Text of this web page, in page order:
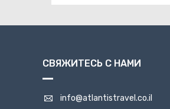
СВЯЖИТЕСЬ С НАМИ
info@atlantistravel.co.il